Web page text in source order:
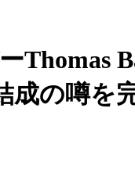
Thomas
成の噂を